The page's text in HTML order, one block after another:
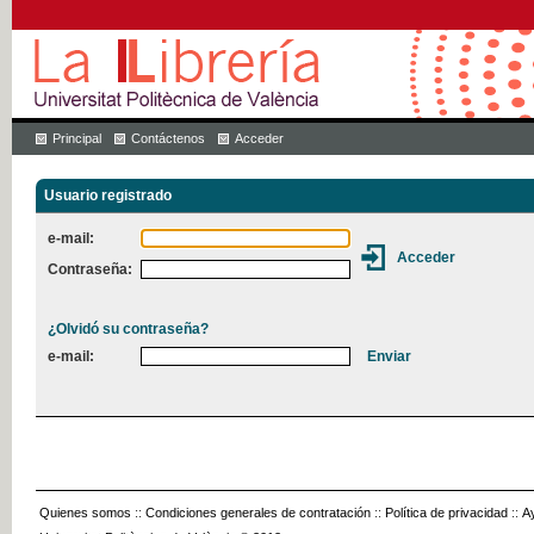
Principal Contáctenos Acceder
Usuario registrado
e-mail:
Contraseña:
¿Olvidó su contraseña?
e-mail:
Quienes somos :: Condiciones generales de contratación :: Política de privacidad ::